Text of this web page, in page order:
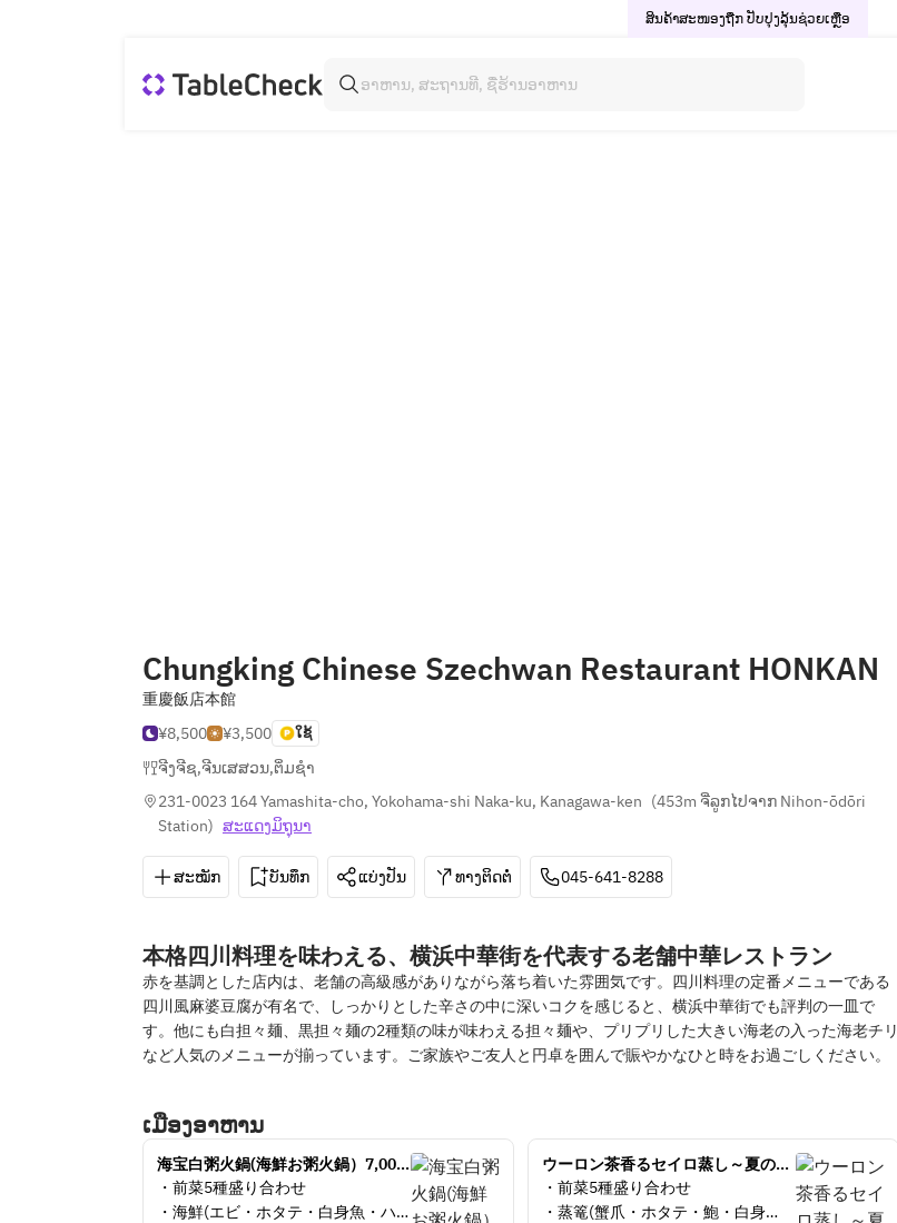
ສິນຄ້າສະໜອງຖືກ ປັບປຸງລຸ້ນຊ່ວຍເຫຼືອ
Chungking Chinese Szechwan Restaurant HONKAN
重慶飯店本館
¥8,500
¥3,500 ໃຊ້
ຈີງຈີຊ,ຈີນເສສວນ,ຕິ່ມຊຳ
231-0023 164 Yamashita-cho, Yokohama-shi Naka-ku, Kanagawa-ken (453m ຈີ່ລູກໄປຈາກ Nihon-ōdōri
Station) ສະ​ແດງ​ມິ​ຖຸນາ
ສະໝັກ ບັນທຶກ ແບ່ງປັນ ທາງຕິດຕໍ່ 045-641-8288
本格四川料理を味わえる、横浜中華街を代表する老舗中華レストラン
赤を基調とした店内は、老舗の高級感がありながら落ち着いた雰囲気です。四川料理の定番メニューである
四川風麻婆豆腐が有名で、しっかりとした辛さの中に深いコクを感じると、横浜中華街でも評判の一皿で
す。他にも白担々麺、黒担々麺の2種類の味が味わえる担々麺や、プリプリした大きい海老の入った海老チリ
など人気のメニューが揃っています。ご家族やご友人と円卓を囲んで賑やかなひと時をお過ごしください。
ເມືອງອາຫານ
海宝白粥火鍋(海鮮お粥火鍋）7,000
円・前菜5種盛り合わせ
・海鮮(エビ・ホタテ・白身魚・ハ
ウーロン茶香るセイロ蒸し～夏の涼
味コース～7,000円
・前菜5種盛り合わせ
・蒸篭(蟹爪・ホタテ・鮑・白身